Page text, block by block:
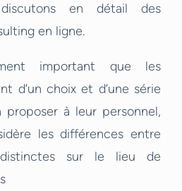
en détail des
en ligne.
important que les
d’un choix et d’une série
proposer à leur personnel,
les différences entre
sur le lieu de